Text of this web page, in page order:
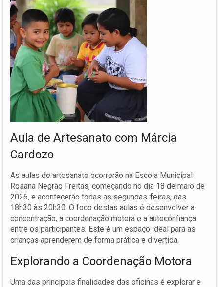
Aula de Artesanato com Márcia
Cardozo
As aulas de artesanato ocorrerão na Escola Municipal
Rosana Negrão Freitas, começando no dia 18 de maio de
2026, e acontecerão todas as segundas-feiras, das
18h30 às 20h30. O foco destas aulas é desenvolver a
concentração, a coordenação motora e a autoconfiança
entre os participantes. Este é um espaço ideal para as
crianças aprenderem de forma prática e divertida.
Explorando a Coordenação Motora
Uma das principais finalidades das oficinas é explorar e